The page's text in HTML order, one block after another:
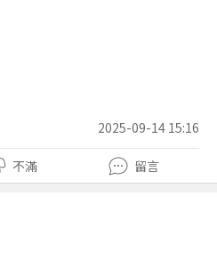
2025-09-14 15:16
不滿 留言